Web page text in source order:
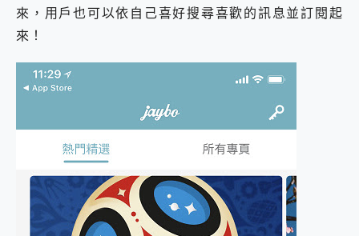
來，用戶也可以依自己喜好搜尋喜歡的訊息並訂閱起
來！